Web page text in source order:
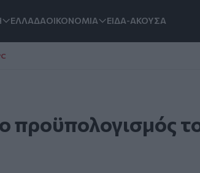
ΕΛΛΑΔΑΟΙΚΟΝΟΜΙΑ ΕΙΔΑ-ΑΚΟΥΣΑ
προϋπολογισμός